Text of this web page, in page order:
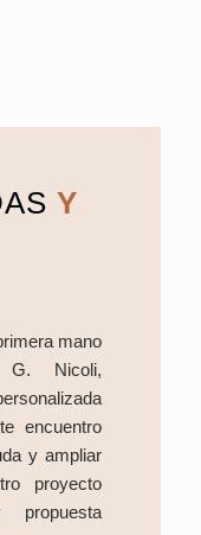
Y
mano
G. Nicoli,
encuentro
y ampliar
proyecto
propuesta